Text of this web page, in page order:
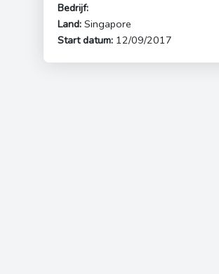
Bedrijf:
Land: Singapore
Start datum: 12/09/2017